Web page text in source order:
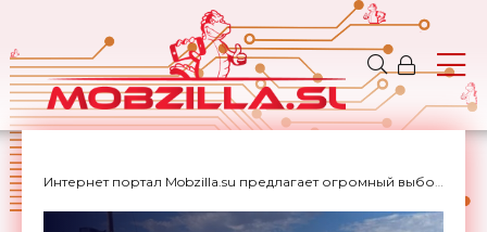
Интернет портал Mobzilla.su предлагает огромный выбор новостей с доставкой на дом.